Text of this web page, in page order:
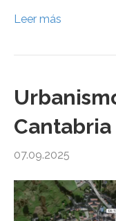
Leer más
Cantabria
07.09.2025